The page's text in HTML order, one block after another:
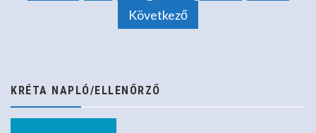
Következő
KRÉTA NAPLÓ/ELLENŐRZŐ